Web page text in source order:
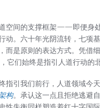
空间的支撑框架——即便身
动。六十年光阴流转，七项
而是原则的表达方式。凭借
们始终是指引人道行动的北
指引我们前行，人道领域今
构。承认这一点且拒绝逃避